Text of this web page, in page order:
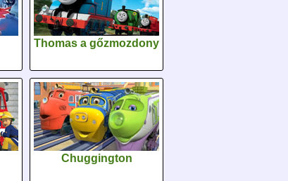
Thomas a gőzmozdony
Chuggington